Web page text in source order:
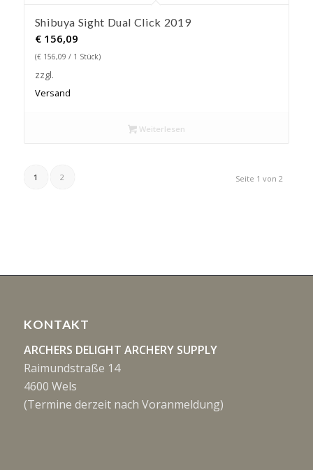
Shibuya Sight Dual Click 2019
€156,09
(€156,09 / 1 Stück)
zzgl.
Versand
Weiterlesen
Seite 1 von 2
1 2
KONTAKT
ARCHERS DELIGHT ARCHERY SUPPLY
Raimundstraße 14
4600 Wels
(Termine derzeit nach Voranmeldung)